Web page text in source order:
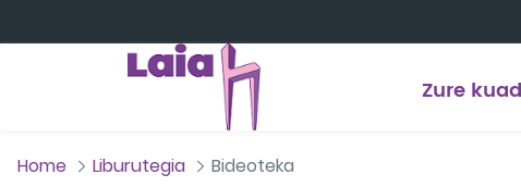
Zure
Home Liburutegia Bideoteka